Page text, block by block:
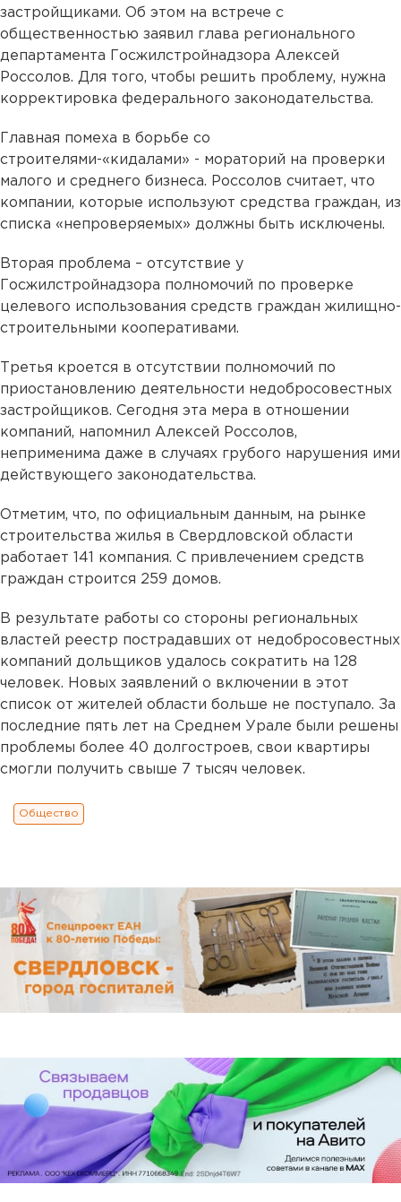
застройщиками. Об этом на встрече с
общественностью заявил глава регионального
департамента Госжилстройнадзора Алексей
Россолов. Для того, чтобы решить проблему, нужна
корректировка федерального законодательства.
Главная помеха в борьбе со
строителями-«кидалами» - мораторий на проверки
малого и среднего бизнеса. Россолов считает, что
компании, которые используют средства граждан, из
списка «непроверяемых» должны быть исключены.
Вторая проблема – отсутствие у
Госжилстройнадзора полномочий по проверке
целевого использования средств граждан жилищно-
строительными кооперативами.
Третья кроется в отсутствии полномочий по
приостановлению деятельности недобросовестных
застройщиков. Сегодня эта мера в отношении
компаний, напомнил Алексей Россолов,
неприменима даже в случаях грубого нарушения ими
действующего законодательства.
Отметим, что, по официальным данным, на рынке
строительства жилья в Свердловской области
работает 141 компания. С привлечением средств
граждан строится 259 домов.
В результате работы со стороны региональных
властей реестр пострадавших от недобросовестных
компаний дольщиков удалось сократить на 128
человек. Новых заявлений о включении в этот
список от жителей области больше не поступало. За
последние пять лет на Среднем Урале были решены
проблемы более 40 долгостроев, свои квартиры
смогли получить свыше 7 тысяч человек.
Общество